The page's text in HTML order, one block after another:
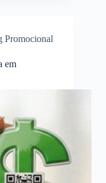
Promocional
em